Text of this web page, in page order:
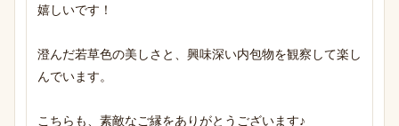
嬉しいです！
澄んだ若草色の美しさと、興味深い内包物を観察して楽し
んでいます。
こちらも、素敵なご縁をありがとうございます♪